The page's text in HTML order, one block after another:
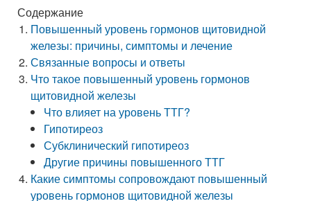
Содержание
Повышенный уровень гормонов щитовидной
железы: причины, симптомы и лечение
Связанные вопросы и ответы
Что такое повышенный уровень гормонов
щитовидной железы
Что влияет на уровень ТТГ?
Гипотиреоз
Субклинический гипотиреоз
Другие причины повышенного ТТГ
Какие симптомы сопровождают повышенный
уровень гормонов щитовидной железы